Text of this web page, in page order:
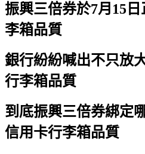
振興三倍券於7月15
李箱品質
銀行紛紛喊出不只放
行李箱品質
到底振興三倍券綁定
信用卡行李箱品質